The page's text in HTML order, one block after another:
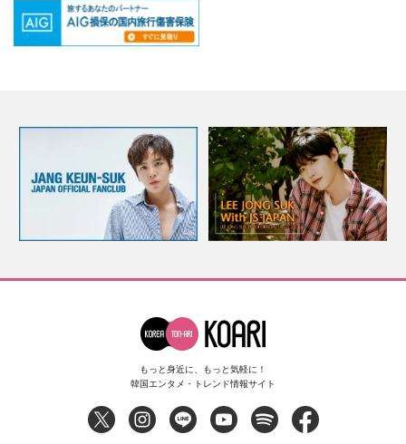
もっと身近に、もっと気軽に！
韓国エンタメ・トレンド情報サイト